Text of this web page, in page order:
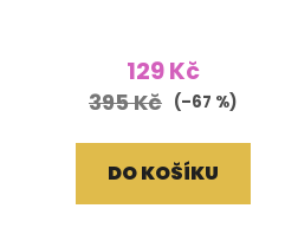
129 Kč
395 Kč (–67 %)
DO KOŠÍKU